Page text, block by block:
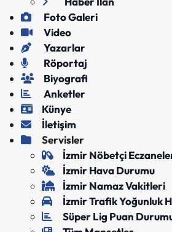
Foto Galeri
Video
Yazarlar
Röportaj
Biyografi
Anketler
Künye
İletişim
Servisler
İzmir Nöbetçi
İzmir Hava Durumu
İzmir Namaz Vakitleri
İzmir Trafik Yoğunluk
Süper Lig Puan